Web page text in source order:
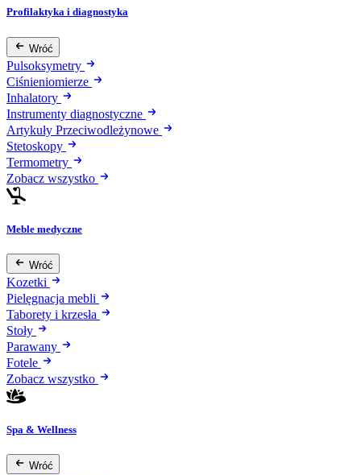
Profilaktyka i diagnostyka
Wróć
Pulsoksymetry
Ciśnieniomierze
Inhalatory
Instrumenty diagnostyczne
Artykuły Przeciwodleżynowe
Stetoskopy
Termometry
Zobacz wszystko
Meble medyczne
Wróć
Kozetki
Pielęgnacja mebli
Taborety i krzesła
Stoły
Parawany
Fotele
Zobacz wszystko
Spa & Wellness
Wróć